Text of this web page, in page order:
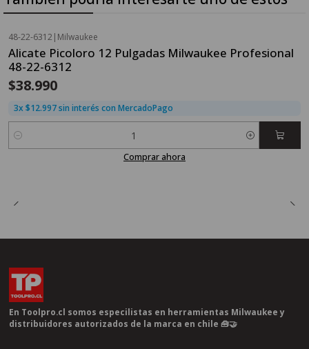
48-22-6312 | Milwaukee
Alicate Picoloro 12 Pulgadas Milwaukee Profesional
48-22-6312
$38.990
3x $12.997 sin interés con MercadoPago
Cantidad
Comprar ahora
En Toolpro.cl somos especilistas en herramientas Milwaukee y
distribuidores autorizados de la marca en chile 🧰🤝